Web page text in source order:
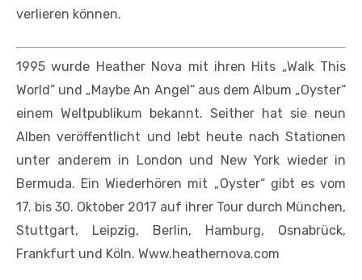
verlieren können.
1995 wurde Heather Nova mit ihren Hits „Walk This
World“ und „Maybe An Angel“ aus dem Album „Oyster“
einem Weltpublikum bekannt. Seither hat sie neun
Alben veröffentlicht und lebt heute nach Stationen
unter anderem in London und New York wieder in
Bermuda. Ein Wiederhören mit „Oyster“ gibt es vom
17. bis 30. Oktober 2017 auf ihrer Tour durch München,
Stuttgart, Leipzig, Berlin, Hamburg, Osnabrück,
Frankfurt und Köln. Www.heathernova.com